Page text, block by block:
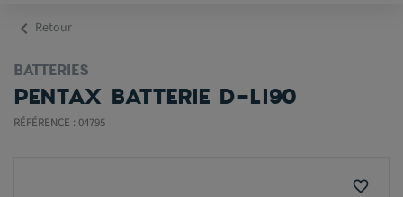
chevron_left Retour
BATTERIES
PENTAX BATTERIE D-LI90
RÉFÉRENCE : 04795
favorite_border